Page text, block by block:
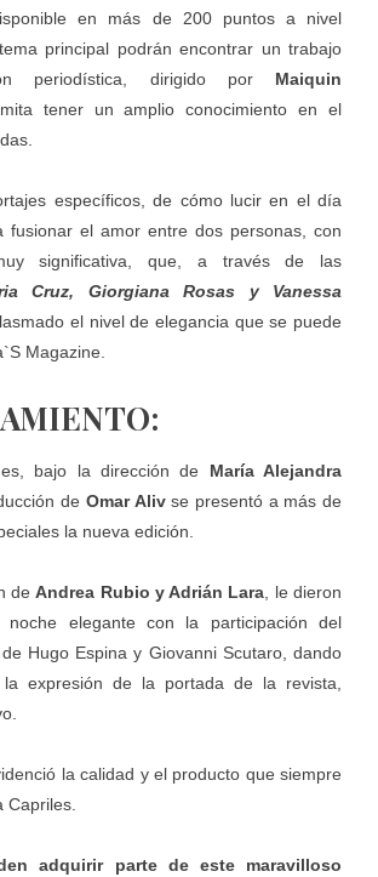
en más de 200 puntos a nivel
principal podrán encontrar un trabajo
periodística, dirigido por Maiquin
tener un amplio conocimiento en el
específicos, de cómo lucir en el día
fusionar el amor entre dos personas, con
significativa, que, a través de las
Cruz, Giorgiana Rosas y Vanessa
el nivel de elegancia que se puede
Magazine.
bajo la dirección de María Alejandra
de Omar Alivse presentó a más de
la nueva edición.
deAndrea Rubio y Adrián Lara, le dieron
elegante con la participación del
Hugo Espina y Giovanni Scutaro, dando
la expresión de la portada de la revista,
la calidad y el producto que siempre
Capriles.
adquirir parte de este maravilloso